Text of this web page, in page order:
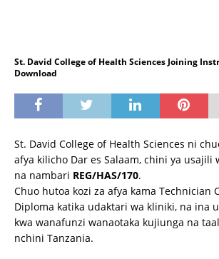
St. David College of Health Sciences Joining
Download
St. David College of Health Sciences ni
afya kilicho Dar es Salaam, chini ya usajili
na nambari REG/HAS/170.
Chuo hutoa kozi za afya kama Technician
Diploma katika udaktari wa kliniki, na ina
kwa wanafunzi wanaotaka kujiunga na
nchini Tanzania.